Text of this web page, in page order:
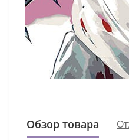
Обзор товара